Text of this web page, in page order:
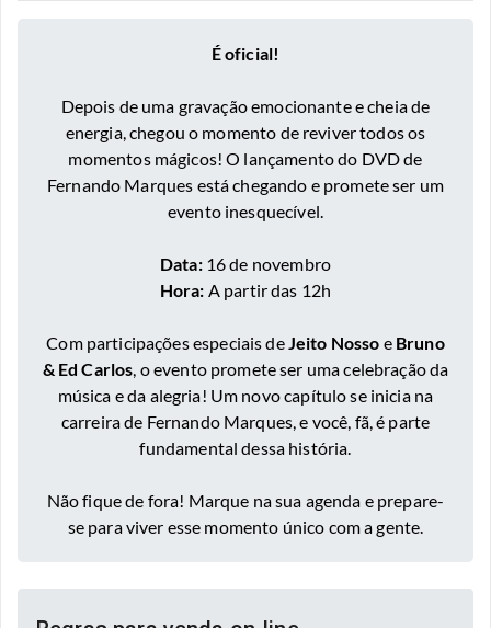
É oficial!
Depois de uma gravação emocionante e cheia de
energia, chegou o momento de reviver todos os
momentos mágicos! O lançamento do DVD de
Fernando Marques está chegando e promete ser um
evento inesquecível.
Data: 16 de novembro
Hora: A partir das 12h
Com participações especiais deJeito Nosso eBruno
& Ed Carlos, o evento promete ser uma celebração da
música e da alegria! Um novo capítulo se inicia na
carreira de Fernando Marques, e você, fã, é parte
fundamental dessa história.
Não fique de fora! Marque na sua agenda e prepare-
se para viver esse momento único com a gente.